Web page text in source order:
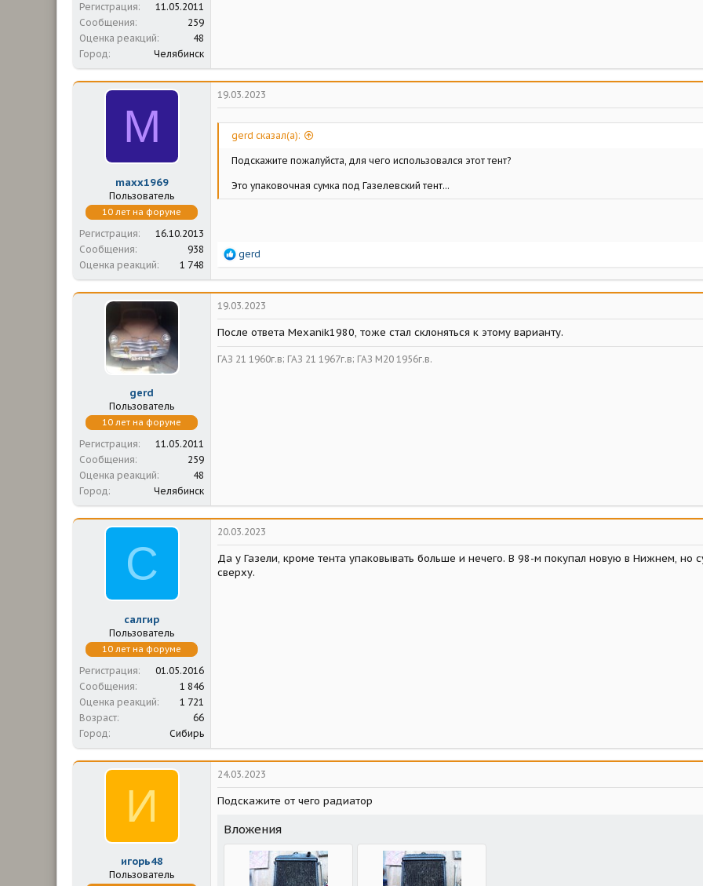
Регистрация
11.05.2011
Сообщения
259
Оценка реакций
48
Город
Челябинск
M
maxx1969
Пользователь
10 лет на форуме
Регистрация
16.10.2013
Сообщения
938
Оценка реакций
1 748
19.03.2023
gerd сказал(а):
Подскажите пожалуйста, для чего использовался этот тент?
Это упаковочная сумка под Газелевский тент...
Р
а
к
ц
и
gerd
gerd
Пользователь
10 лет на форуме
Регистрация
11.05.2011
Сообщения
259
Оценка реакций
48
Город
Челябинск
19.03.2023
После ответа Mexanik1980, тоже стал склоняться к этому варианту.
ГАЗ 21 1960г.в; ГАЗ 21 1967г.в; ГАЗ М20 1956г.в.
С
салгир
Пользователь
10 лет на форуме
Регистрация
01.05.2016
Сообщения
1 846
Оценка реакций
1 721
Возраст
66
Город
Сибирь
20.03.2023
Да у Газели, кроме тента упаковывать больше и нечего. В 98-м покупал новую в Нижнем, но
сверху.
И
игорь48
Пользователь
24.03.2023
Подскажите от чего радиатор
Вложения